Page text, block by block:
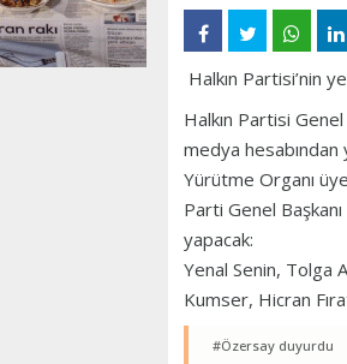
Halkın Partisi’nin
Halkın Partisi
medya hesabından
Yürütme Organı
Parti Genel
yapacak:
Yenal Senin, Tolga
Kumser, Hicran
#Özersay duyurdu